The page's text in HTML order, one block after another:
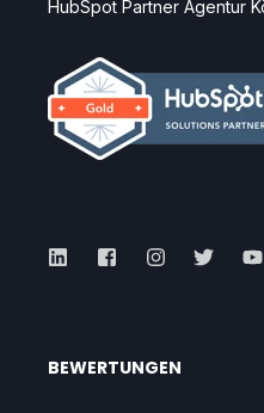
HubSpot Partner Agentur
BEWERTUNGEN